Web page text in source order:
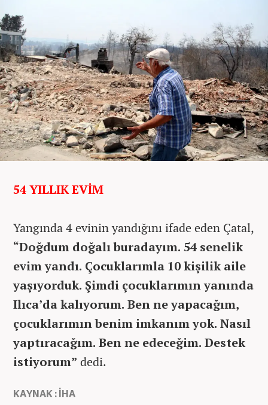
54 YILLIK EVİM
Yangında 4 evinin yandığını ifade eden Çatal,
“Doğdum doğalı buradayım. 54 senelik
evim yandı. Çocuklarımla 10 kişilik aile
yaşıyorduk. Şimdi çocuklarımın yanında
Ilıca’da kalıyorum. Ben ne yapacağım,
çocuklarımın benim imkanım yok. Nasıl
yaptıracağım. Ben ne edeceğim. Destek
istiyorum” dedi.
KAYNAK : İHA